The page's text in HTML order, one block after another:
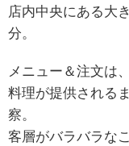
店内中央にある大
分。
メニュー＆注文は
料理が提供される
察。
客層がバラバラな